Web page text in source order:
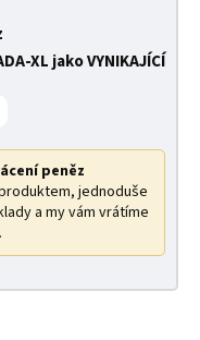
XL jako VYNIKAJÍCÍ
peněz
jednoduše
a my vám vrátíme